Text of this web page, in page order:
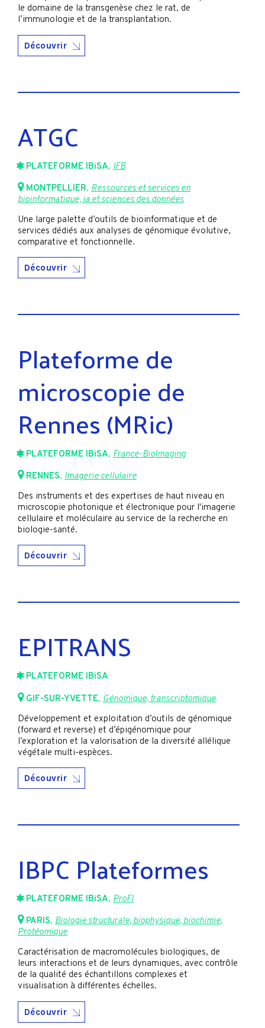
le domaine de la transgenèse chez le rat, de
l’immunologie et de la transplantation.
Découvrir
ATGC
PLATEFORME IBiSA, IFB
MONTPELLIER, Ressources et services en
bioinformatique, ia et sciences des données
Une large palette d’outils de bioinformatique et de
services dédiés aux analyses de génomique évolutive,
comparative et fonctionnelle.
Découvrir
Plateforme de
microscopie de
Rennes (MRic)
PLATEFORME IBiSA, France-BioImaging
RENNES, Imagerie cellulaire
Des instruments et des expertises de haut niveau en
microscopie photonique et électronique pour l'imagerie
cellulaire et moléculaire au service de la recherche en
biologie-santé.
Découvrir
EPITRANS
PLATEFORME IBiSA
GIF-SUR-YVETTE, Génomique, transcriptomique
Développement et exploitation d’outils de génomique
(forward et reverse) et d’épigénomique pour
l’exploration et la valorisation de la diversité allélique
végétale multi-espèces.
Découvrir
IBPC Plateformes
PLATEFORME IBiSA, ProFI
PARIS, Biologie structurale, biophysique, biochimie,
Protéomique
Caractérisation de macromolécules biologiques, de
leurs interactions et de leurs dynamiques, avec contrôle
de la qualité des échantillons complexes et
visualisation à différentes échelles.
Découvrir